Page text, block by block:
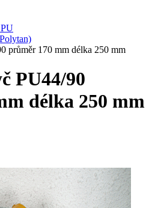
průměr 170 mm délka 250 mm
PU44/90
délka 250 mm